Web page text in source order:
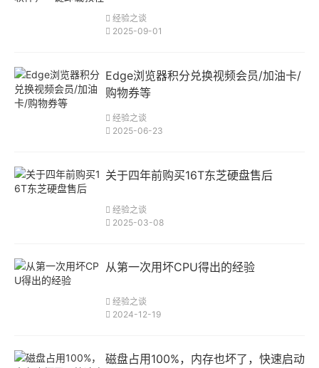
经验之谈
2025-09-01
Edge浏览器积分兑换视频会员/加油卡/
购物券等
经验之谈
2025-06-23
关于四年前购买16T东芝硬盘售后
经验之谈
2025-03-08
从第一次用坏CPU得出的经验
经验之谈
2024-12-19
磁盘占用100%，内存也坏了，快速启动